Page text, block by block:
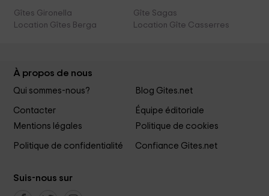
Gîtes Gironella
Gîte Sagas
Location Gîtes Berga
Location Gîte Casserres
À propos de nous
Qui sommes-nous? Blog Gites.net
Contacter
Équipe éditoriale
Mentions légales
Politique de cookies
Politique de confidentialité Confiance Gites.net
Suis-nous sur